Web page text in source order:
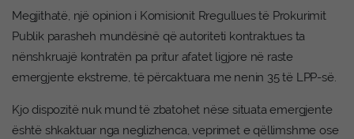
Megjithatë, një opinion i Komisionit Rregullues të Prokurimit
Publik parasheh mundësinë që autoriteti kontraktues ta
nënshkruajë kontratën pa pritur afatet ligjore në raste
emergjente ekstreme, të përcaktuara me nenin 35 të LPP-së.
Kjo dispozitë nuk mund të zbatohet nëse situata emergjente
është shkaktuar nga neglizhenca, veprimet e qëllimshme ose